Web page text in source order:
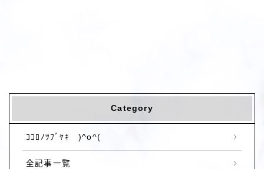
Category
ｺｺﾛﾉﾂﾌﾞﾔｷ )^o^(
全記事一覧